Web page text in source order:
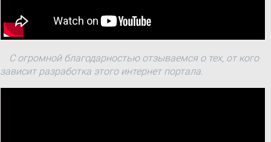
С огромной благодарностью отзываемся о тех, от кого
зависит разработка этого интернет портала.